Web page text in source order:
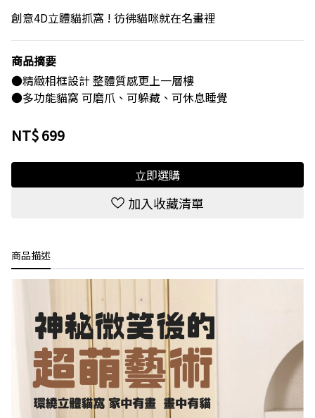
創意4D立體貓抓窩 ! 彷彿貓咪就在名畫裡
商品摘要
●精緻相框設計 整體質感更上一層樓
●多功能貓窩 可磨爪、可躲藏、可休息睡覺
NT$699
立即選購
加入收藏清單
商品描述